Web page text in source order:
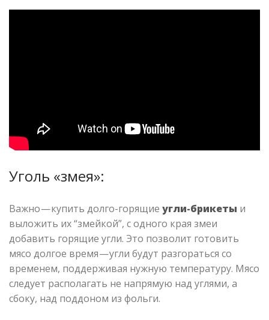
Уголь «змея»:
Важно — купить долго-горящие угли-брикеты и
выложить их “змейкой”, с одного края змеи
добавить горящие угли. Это позволит готовить
мясо долгое время — угли будут разгораться со
временем, поддерживая нужную температуру. Мясо
следует располагать не напрямую над углями, а
сбоку, над поддоном из фольги.